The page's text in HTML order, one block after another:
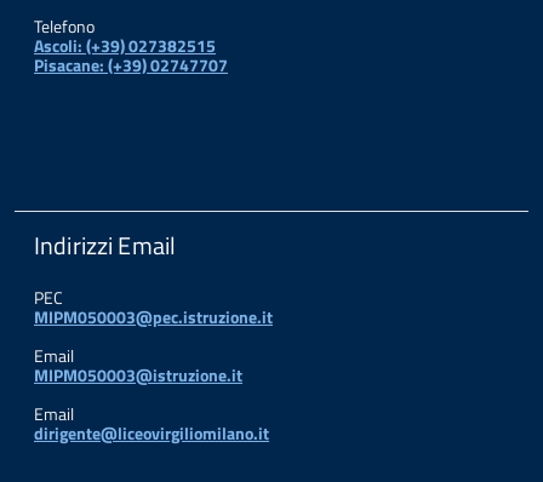
Telefono
Ascoli: (+39) 027382515
Pisacane: (+39) 02747707
Indirizzi Email
PEC
MIPM050003@pec.istruzione.it
Email
MIPM050003@istruzione.it
Email
dirigente@liceovirgiliomilano.it